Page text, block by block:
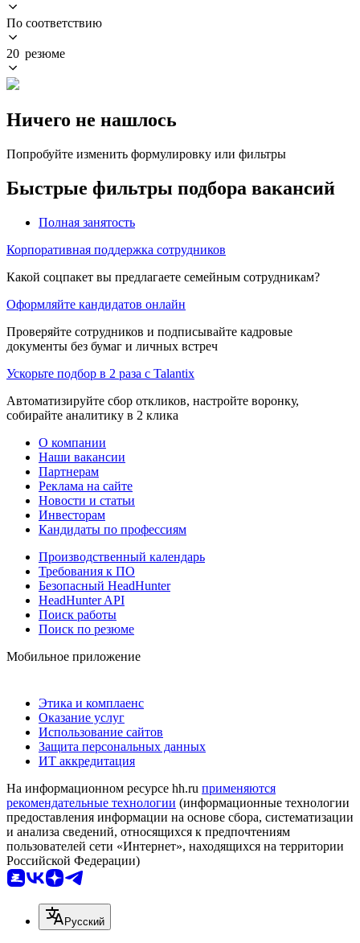
По соответствию
20 резюме
Ничего не нашлось
Попробуйте изменить формулировку или фильтры
Быстрые фильтры подбора вакансий
Полная занятость
Корпоративная поддержка сотрудников
Какой соцпакет вы предлагаете семейным сотрудникам?
Оформляйте кандидатов онлайн
Проверяйте сотрудников и подписывайте кадровые
документы без бумаг и личных встреч
Ускорьте подбор в 2 раза с Talantix
Автоматизируйте сбор откликов, настройте воронку,
собирайте аналитику в 2 клика
О компании
Наши вакансии
Партнерам
Реклама на сайте
Новости и статьи
Инвесторам
Кандидаты по профессиям
Производственный календарь
Требования к ПО
Безопасный HeadHunter
HeadHunter API
Поиск работы
Поиск по резюме
Мобильное приложение
Этика и комплаенс
Оказание услуг
Использование сайтов
Защита персональных данных
ИТ аккредитация
На информационном ресурсе hh.ru применяются
рекомендательные технологии (информационные технологии
предоставления информации на основе сбора, систематизации
и анализа сведений, относящихся к предпочтениям
пользователей сети «Интернет», находящихся на территории
Российской Федерации)
Русский